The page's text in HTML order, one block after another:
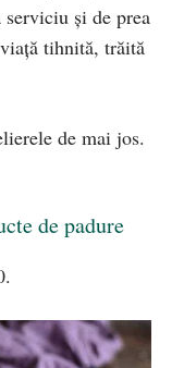
şi de prea
tihnită, trăită
de mai jos.
de padure